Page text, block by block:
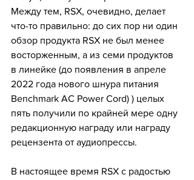
Между тем, RSX, очевидно, делает
что-то правильно: до сих пор ни один
обзор продукта RSX не был менее
восторженным, а из семи продуктов
в линейке (до появления в апреле
2022 года нового шнура питания
Benchmark AC Power Cord) ) целых
пять получили по крайней мере одну
редакционную награду или награду
рецензента от аудиопрессы.
В настоящее время RSX с радостью